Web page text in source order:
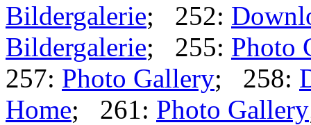
Bildergalerie; 252:
Bildergalerie; 255: Photo
257: Photo Gallery; 258:
Home; 261: Photo Gallery